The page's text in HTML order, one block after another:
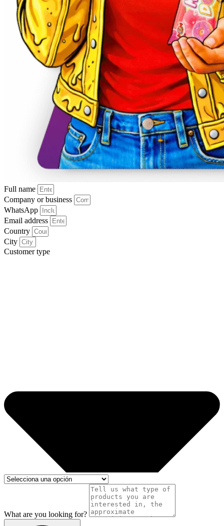
Full name
Company or business
WhatsApp
Email address
Country
City
Customer type
What are you looking for?